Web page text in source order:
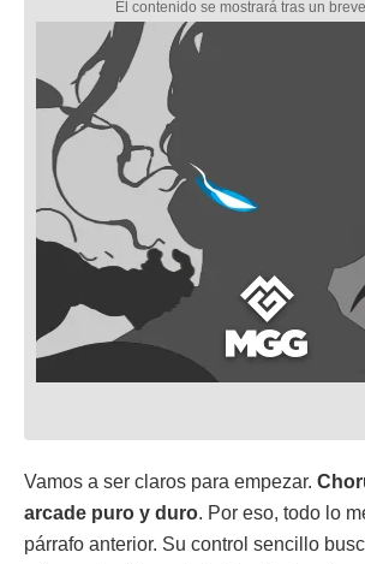
Vamos a ser claros para empezar.
arcade puro y duro. Por eso, todo lo
párrafo anterior. Su control sencillo